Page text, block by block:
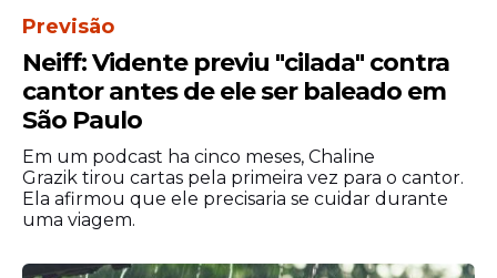
Previsão
Neiff: Vidente previu "cilada" contra
cantor antes de ele ser baleado em
São Paulo
Em um podcast ha cinco meses, Chaline
Grazik tirou cartas pela primeira vez para o cantor.
Ela afirmou que ele precisaria se cuidar durante
uma viagem.